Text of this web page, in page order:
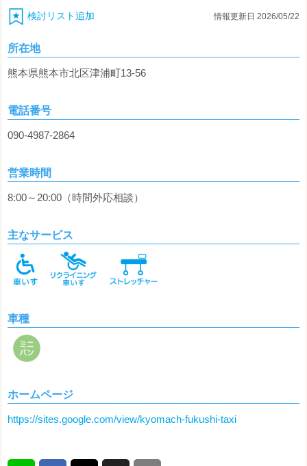
検討リスト追加 情報更新日 2026/05/22
所在地
熊本県熊本市北区津浦町13-56
電話番号
090-4987-2864
営業時間
8:00～20:00（時間外応相談）
主なサービス
車種
ホームページ
https://sites.google.com/view/kyomach-fukushi-taxi